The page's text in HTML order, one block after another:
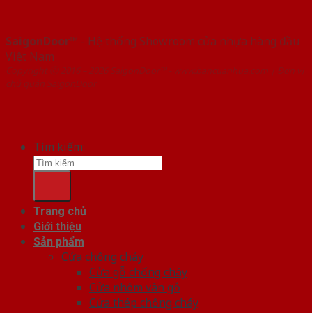
SaigonDoor™ - Hệ thống Showroom cửa nhựa hàng đầu
Việt Nam
Copyright ⓒ 2016 – 2026 SaigonDoor™ - www.bancuanhua.com | Đơn vị
chủ quản SaigonDoor
Tìm kiếm:
Trang chủ
Giới thiệu
Sản phẩm
Cửa chống cháy
Cửa gỗ chống cháy
Cửa nhôm vân gỗ
Cửa thép chống cháy